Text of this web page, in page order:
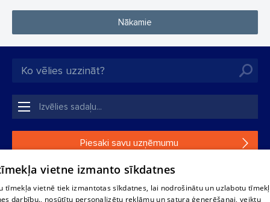
Nākamie
Piesaki savu uzņēmumu
Ja tavs uzņēmums nav mūsu datubāzē, aizpildi vienkāršu
vietne izmanto sīkdatnes
tīmekļa vietnē tiek izmantotas sīkdatnes, lai nodrošinātu un uzlabotu
darbību., nosūtītu personalizētu reklāmu un satura ģenerēšanai, veiktu